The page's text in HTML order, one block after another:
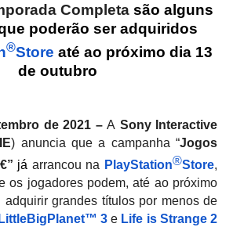
Completa são alguns
poderão ser adquiridos
®Store até ao próximo dia 13
de outubro
de 2021 –A Sony Interactive
) anuncia que a campanha “Jogos
já arrancou na PlayStation®Store,
os jogadores podem, até ao próximo
adquirir grandes títulos por menos de
LittleBigPlanet™ 3 e Life is Strange 2